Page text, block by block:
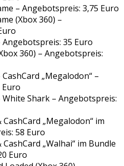
– Angebotspreis: 3,75 Euro
(Xbox 360) –
35 Euro
360) – Angebotspreis:
„Megalodon“ –
Shark – Angebotspreis:
„Megalodon“ im
58 Euro
„Walhai“ im Bundle
Euro